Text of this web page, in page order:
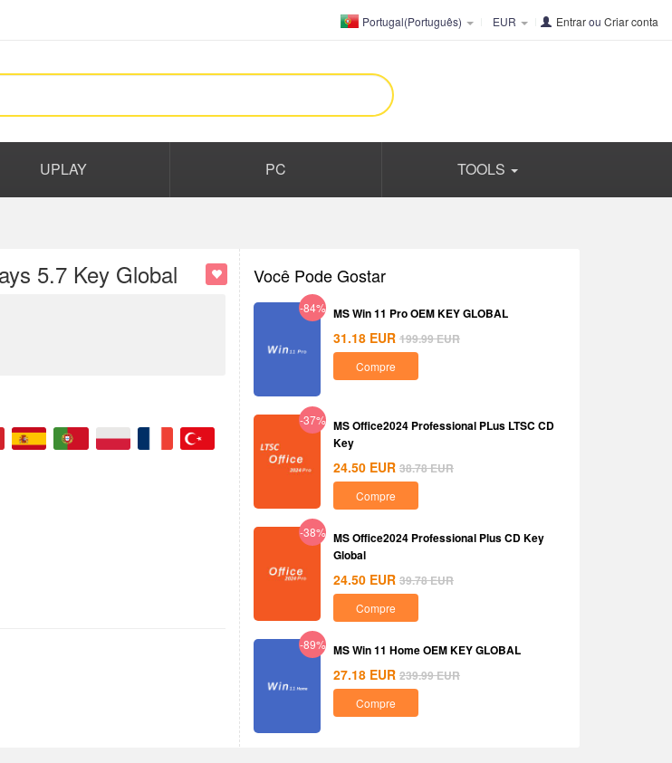
Portugal(Português) EUR Entrarou Criar conta
UPLAY PC TOOLS
5.7 Key Global Você Pode Gostar
-84% MS Win 11 Pro OEM KEY GLOBAL
31.18 EUR 199.99EUR
Compre
-37% MS Office2024 Professional PLus LTSC CD
Key
24.50 EUR 38.78EUR
Compre
-38% MS Office2024 Professional Plus CD Key
Global
24.50 EUR 39.78EUR
Compre
-89% MS Win 11 Home OEM KEY GLOBAL
27.18 EUR 239.99EUR
Compre